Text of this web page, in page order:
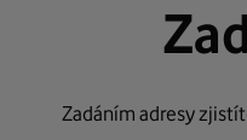
Zadáním adresy